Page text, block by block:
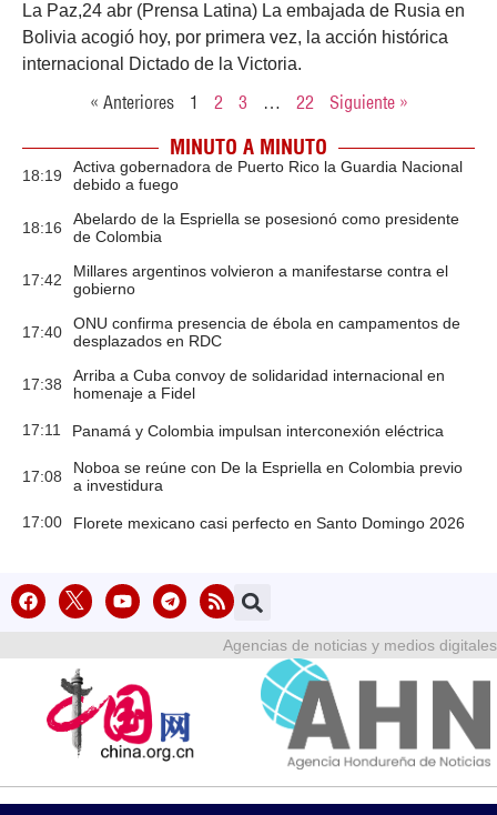
La Paz,24 abr (Prensa Latina) La embajada de Rusia en
Bolivia acogió hoy, por primera vez, la acción histórica
internacional Dictado de la Victoria.
« Anteriores 1 2 3 … 22 Siguiente »
MINUTO A MINUTO
18:19
Activa gobernadora de Puerto Rico la Guardia Nacional
debido a fuego
18:16
Abelardo de la Espriella se posesionó como presidente
de Colombia
17:42
Millares argentinos volvieron a manifestarse contra el
gobierno
17:40
ONU confirma presencia de ébola en campamentos de
desplazados en RDC
17:38
Arriba a Cuba convoy de solidaridad internacional en
homenaje a Fidel
17:11 Panamá y Colombia impulsan interconexión eléctrica
17:08
Noboa se reúne con De la Espriella en Colombia previo
a investidura
17:00 Florete mexicano casi perfecto en Santo Domingo 2026
Agencias de noticias y medios digitales